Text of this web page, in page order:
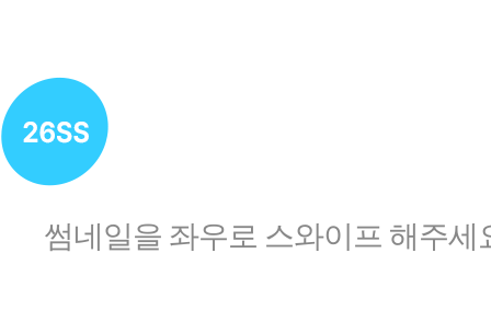
썸네일을 좌우로 스와이프 해주세